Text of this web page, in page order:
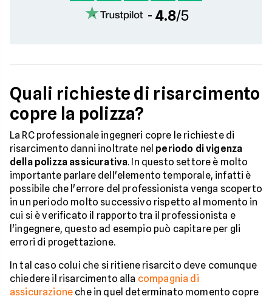
-4.8/5
Quali richieste di risarcimento
copre la polizza?
La RC professionale ingegneri copre le richieste di
risarcimento danni inoltrate nel periodo di vigenza
della polizza assicurativa. In questo settore è molto
importante parlare dell'elemento temporale, infatti è
possibile che l'errore del professionista venga scoperto
in un periodo molto successivo rispetto al momento in
cui si è verificato il rapporto tra il professionista e
l'ingegnere, questo ad esempio può capitare per gli
errori di progettazione.
In tal caso colui che si ritiene risarcito deve comunque
chiedere il risarcimento alla compagnia di
assicurazione che in quel determinato momento copre